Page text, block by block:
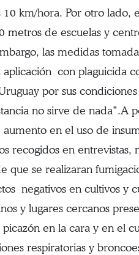
km/hora. Por otro lado,
metros de escuelas y
las medidas
con plaguicida
por sus
no sirve de nada”.A
en el uso de
recogidos en entrevistas,
que se realizaran
negativos en cultivos y
y lugares cercanos
en la cara y en el
respiratorias y